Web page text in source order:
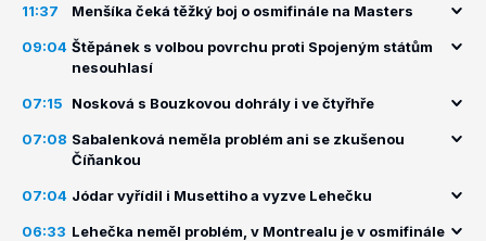
11:37 Menšíka čeká těžký boj o osmifinále na Masters
09:04 Štěpánek s volbou povrchu proti Spojeným státům
nesouhlasí
07:15 Nosková s Bouzkovou dohrály i ve čtyřhře
07:08 Sabalenková neměla problém ani se zkušenou
Číňankou
07:04 Jódar vyřídil i Musettiho a vyzve Lehečku
06:33 Lehečka neměl problém, v Montrealu je v osmifinále